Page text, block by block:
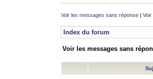
Voir les messages sans réponse | Voir
Index du forum
Voir les messages sans